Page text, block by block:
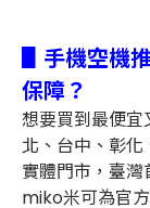
▋手機空機
保障？
想要買到最便
北、台中、彰化
實體門市，臺灣
miko米可為官